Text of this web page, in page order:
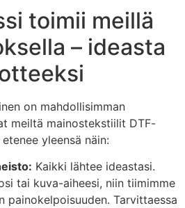
toimii meillä
– ideasta
on mahdollisimman
meiltä mainostekstiilit DTF-
yleensä näin:
Kaikki lähtee ideastasi.
tai kuva-aiheesi, niin tiimimme
painokelpoisuuden. Tarvittaessa